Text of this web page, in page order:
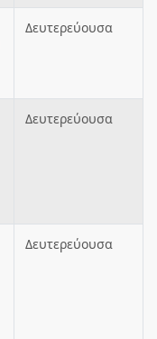
Δευτερεύουσα
Δευτερεύουσα
Δευτερεύουσα